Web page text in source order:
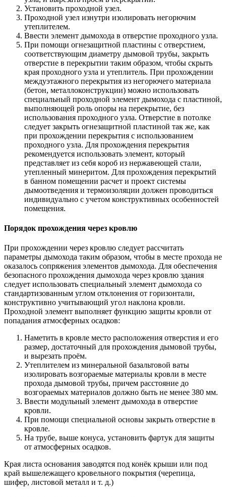
Установить проходной узел.
Проходной узел изнутри изолировать негорючим
утеплителем.
Ввести элемент дымохода в отверстие проходного узла.
При помощи огнезащитной пластины с отверстием,
соответствующим диаметру дымовой трубы, закрыть
отверстие в перекрытии таким образом, чтобы скрыть
края проходного узла и утеплитель. При прохождении
междуэтажного перекрытия из негорючего материала
(бетон, металлоконструкции) можно использовать
специальный проходной элемент дымохода с пластиной,
выполняющей роль опоры на перекрытие, без
использования проходного узла. Отверстие в потолке
следует закрыть огнезащитной пластиной так же, как
при прохождении перекрытия с использованием
проходного узла. Для прохождения перекрытия
рекомендуется использовать элемент, который
представляет из себя короб из нержавеющей стали,
утепленный минеритом. Для прохождения перекрытий
в банном помещении расчет и проект системы
дымоотведения и термоизоляции должен проводиться
индивидуально с учетом конструктивных особенностей
помещения.
Порядок прохождения через кровлю
При прохождении через кровлю следует рассчитать
параметры дымохода таким образом, чтобы в месте прохода не
оказалось сопряжения элементов дымохода. Для обеспечения
безопасного прохождения дымохода через кровлю здания
следует использовать специальный элемент дымохода со
стандартизованным углом отклонения от горизонтали,
конструктивно учитывающий угол наклона кровли.
Проходной элемент выполняет функцию защиты кровли от
попадания атмосферных осадков:
Наметить в кровле место расположения отверстия и его
размер, достаточный для прохождения дымовой трубы,
и вырезать проём.
Утеплителем из минеральной базальтовой ваты
изолировать возгораемые материалы кровли в месте
прохода дымовой трубы, причем расстояние до
возгораемых материалов должно быть не менее 380 мм.
Ввести модульный элемент дымохода в отверстие
кровли.
При помощи специальной основы закрыть отверстие в
кровле.
На трубе, выше конуса, установить фартук для защиты
от атмосферных осадков.
Края листа основания заводятся под конёк крыши или под
край вышележащего кровельного покрытия (черепица,
шифер, листовой металл и т. д.)